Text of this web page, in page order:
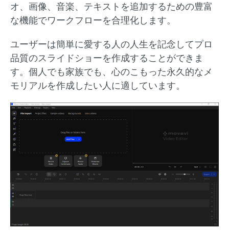
オ、画像、音楽、テキストを追加するための豊富
な機能でワークフローを合理化します。
ユーザーは簡単に愛する人の人生を記念してプロ
品質のスライドショーを作成することができま
す。個人でも家族でも、心のこもった永久的なメ
モリアルを作成したい人に適しています。